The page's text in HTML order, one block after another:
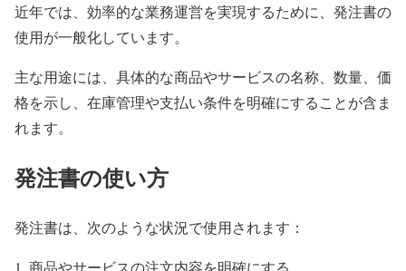
近年では、効率的な業務運営を実現するために、発注書の
使用が一般化しています。
主な用途には、具体的な商品やサービスの名称、数量、価
格を示し、在庫管理や支払い条件を明確にすることが含ま
れます。
発注書の使い方
発注書は、次のような状況で使用されます：
商品やサービスの注文内容を明確にする。